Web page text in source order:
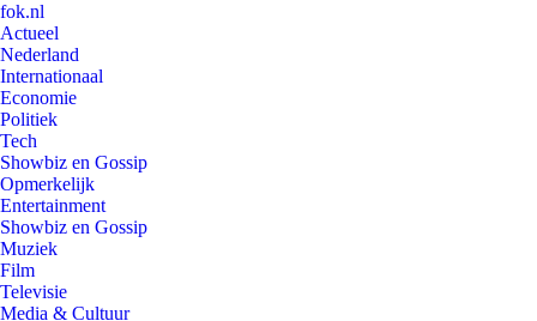
fok.nl
Actueel
Nederland
Internationaal
Economie
Politiek
Tech
Showbiz en Gossip
Opmerkelijk
Entertainment
Showbiz en Gossip
Muziek
Film
Televisie
Media & Cultuur